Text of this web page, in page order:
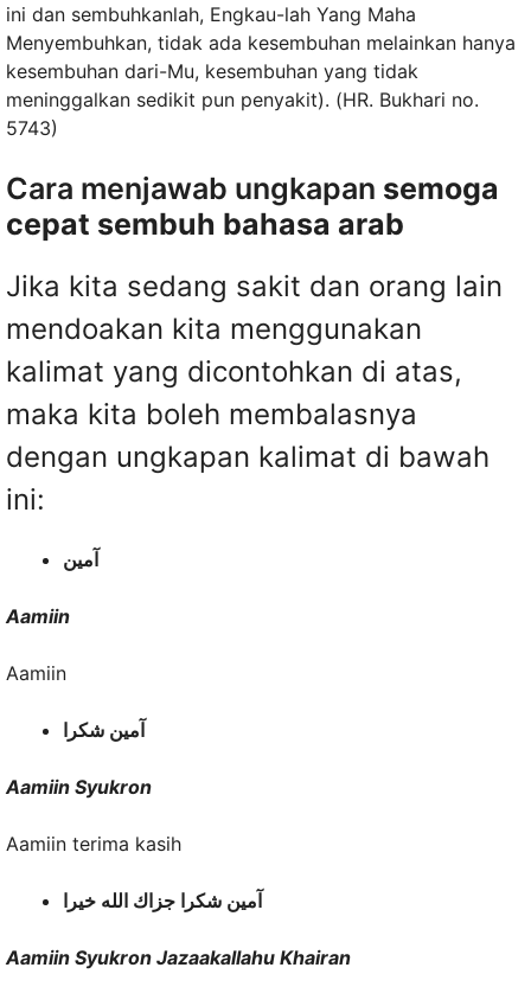
ini dan sembuhkanlah, Engkau-lah Yang Maha
Menyembuhkan, tidak ada kesembuhan melainkan hanya
kesembuhan dari-Mu, kesembuhan yang tidak
meninggalkan sedikit pun penyakit). (HR. Bukhari no.
5743)
Cara menjawab ungkapan semoga
cepat sembuh bahasa arab
Jika kita sedang sakit dan orang lain
mendoakan kita menggunakan
kalimat yang dicontohkan di atas,
maka kita boleh membalasnya
dengan ungkapan kalimat di bawah
ini:
آمين
Aamiin
Aamiin
آمين شكرا
Aamiin Syukron
Aamiin terima kasih
آمين شكرا جزاك الله خيرا
Aamiin Syukron Jazaakallahu Khairan